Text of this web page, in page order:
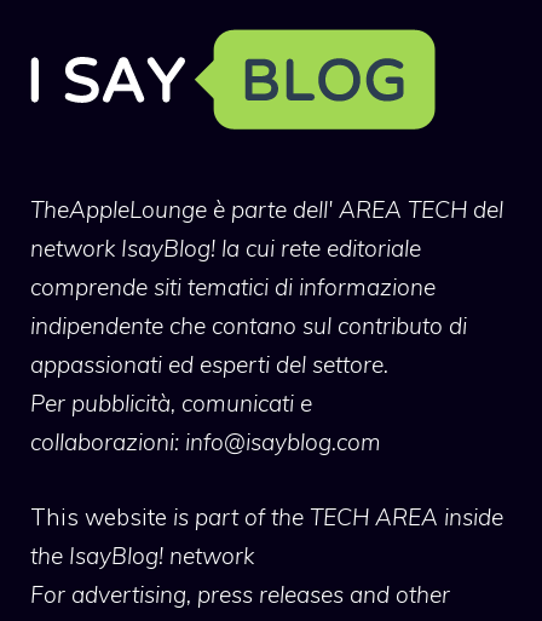
TheAppleLounge è parte dell' AREA TECH del
network IsayBlog! la cui rete editoriale
comprende siti tematici di informazione
indipendente che contano sul contributo di
appassionati ed esperti del settore.
Per pubblicità, comunicati e
collaborazioni: info@isayblog.com
This website is part of the TECH AREA inside
the IsayBlog! network
For advertising, press releases and other